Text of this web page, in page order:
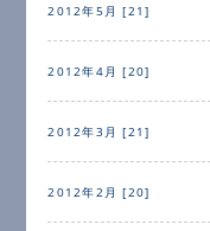
2012年5月 [21]
2012年4月 [20]
2012年3月 [21]
2012年2月 [20]